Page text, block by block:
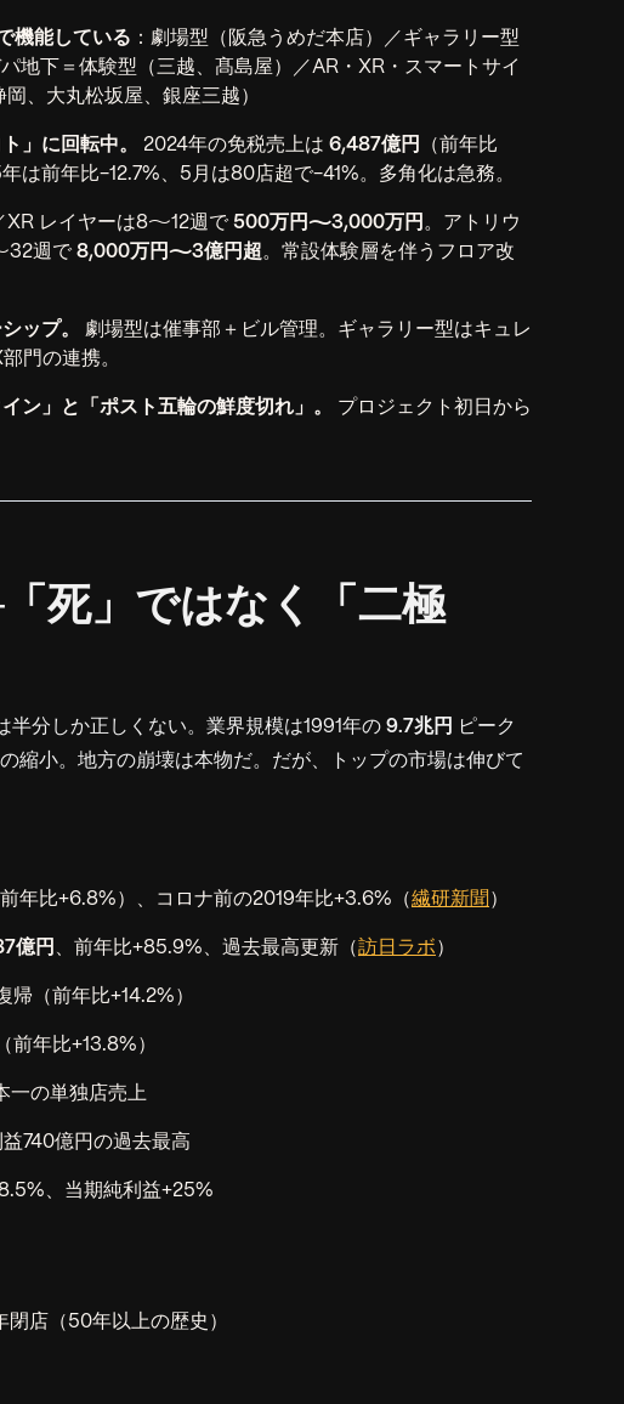
機能している ：劇場型（阪急うめだ本店）／ギャラリー型
地下＝体験型（三越、髙島屋）／AR・XR・スマートサイ
、大丸松坂屋、銀座三越）
」に回転中。 2024年の免税売上は 6,487億円
（前年比
は前年比-12.7%、5月は80店超で-41%。多角化は急務。
XR レイヤーは8〜12週で 500万円〜3,000万円 。アトリウ
32週で 8,000万円〜3億円超 。常設体験層を伴うフロア改
ップ。
劇場型は催事部＋ビル管理。ギャラリー型はキュレ
門の連携。
ン」と「ポスト五輪の鮮度切れ」。
プロジェクト初日から
死」ではなく「二極
半分しか正しくない。業界規模は1991年の 9.7兆円
ピーク
の縮小。地方の崩壊は本物だ。だが、トップの市場は伸びて
年比+6.8%）、コロナ前の2019年比+3.6%（繊研新聞 ）
億円 、前年比+85.9%、過去最高更新（ 訪日ラボ ）
帰（前年比+14.2%）
前年比+13.8%）
一の単独店売上
740億円の過去最高
、当期純利益+25%
店（50年以上の歴史）